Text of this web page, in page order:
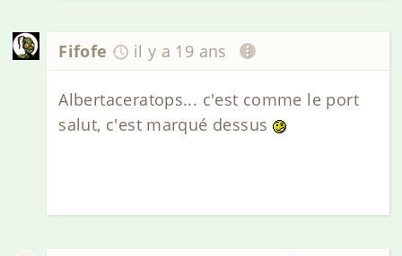
Fifofe il y a 19 ans
Albertaceratops... c'est comme le port
salut, c'est marqué dessus